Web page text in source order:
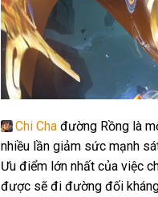
Chi Cha đường Rồng là
nhiều lần giảm sức mạnh
Ưu điểm lớn nhất của việc
được sẽ đi đường đối